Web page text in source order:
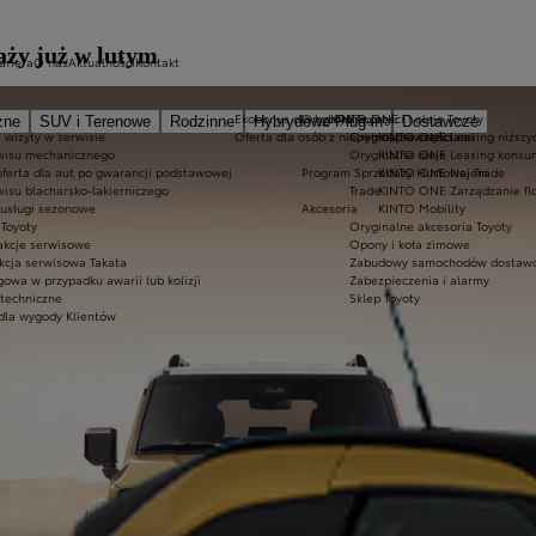
SUV i Terenowe Rodzinne Hybrydowe Plug-in
Dostawcze
Ekobonus dla hybryd Toyoty
Oferta dla osób z niepełnosprawnościami
KINTO ONE
KINTO ONE Leasing
KINTO ONE Leasing
KINTO ONE Najem
KINTO ONE Zarządzanie
KINTO Mobility
wizyty w serwisie
mechanicznego
dla aut po gwarancji podstawowej
blacharsko-lakierniczego
sezonowe
serwisowe
serwisowa Takata
w przypadku awarii lub kolizji
wygody Klientów
Oryginalne części i oleje Toyoty
Oryginalne części
Oryginalne oleje
Program Sprzedaży Hurtowej Trade
Trade
Akcesoria
Oryginalne akcesoria Toyoty
Opony i koła zimowe
Zabudowy samochodów
Zabezpieczenia i alarmy
Sklep Toyoty
O nasAktualnościKontakt
już w lutym